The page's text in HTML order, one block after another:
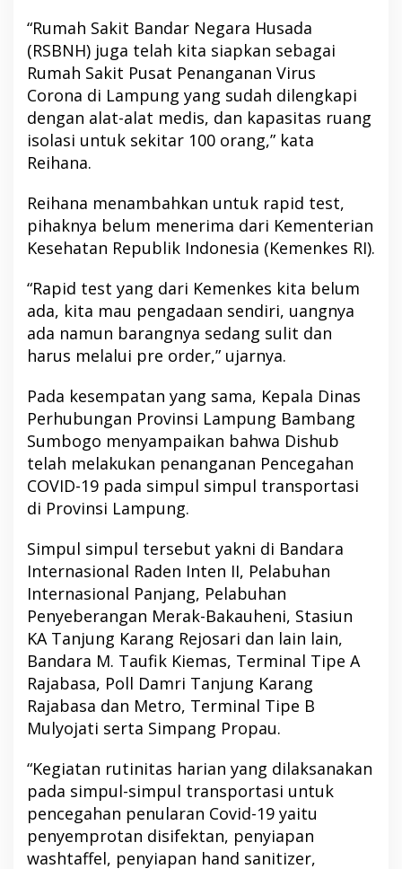
“Rumah Sakit Bandar Negara Husada
(RSBNH) juga telah kita siapkan sebagai
Rumah Sakit Pusat Penanganan Virus
Corona di Lampung yang sudah dilengkapi
dengan alat-alat medis, dan kapasitas ruang
isolasi untuk sekitar 100 orang,” kata
Reihana.
Reihana menambahkan untuk rapid test,
pihaknya belum menerima dari Kementerian
Kesehatan Republik Indonesia (Kemenkes RI).
“Rapid test yang dari Kemenkes kita belum
ada, kita mau pengadaan sendiri, uangnya
ada namun barangnya sedang sulit dan
harus melalui pre order,” ujarnya.
Pada kesempatan yang sama, Kepala Dinas
Perhubungan Provinsi Lampung Bambang
Sumbogo menyampaikan bahwa Dishub
telah melakukan penanganan Pencegahan
COVID-19 pada simpul simpul transportasi
di Provinsi Lampung.
Simpul simpul tersebut yakni di Bandara
Internasional Raden Inten II, Pelabuhan
Internasional Panjang, Pelabuhan
Penyeberangan Merak-Bakauheni, Stasiun
KA Tanjung Karang Rejosari dan lain lain,
Bandara M. Taufik Kiemas, Terminal Tipe A
Rajabasa, Poll Damri Tanjung Karang
Rajabasa dan Metro, Terminal Tipe B
Mulyojati serta Simpang Propau.
“Kegiatan rutinitas harian yang dilaksanakan
pada simpul-simpul transportasi untuk
pencegahan penularan Covid-19 yaitu
penyemprotan disifektan, penyiapan
washtaffel, penyiapan hand sanitizer,